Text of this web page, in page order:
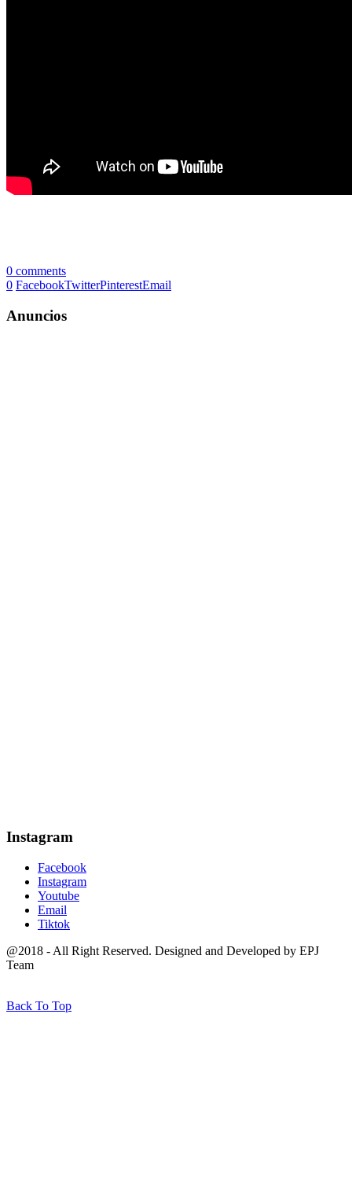
0 comments
0 FacebookTwitterPinterestEmail
Anuncios
Instagram
Facebook
Instagram
Youtube
Email
Tiktok
@2018 - All Right Reserved. Designed and Developed by EPJ
Team
Back To Top